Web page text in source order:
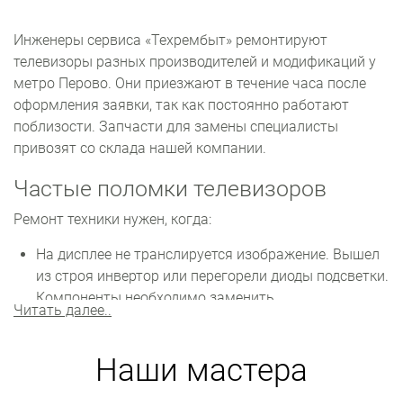
Инженеры сервиса «Техрембыт» ремонтируют
телевизоры разных производителей и модификаций у
метро Перово. Они приезжают в течение часа после
оформления заявки, так как постоянно работают
поблизости. Запчасти для замены специалисты
привозят со склада нашей компании.
Частые поломки телевизоров
Ремонт техники нужен, когда:
На дисплее не транслируется изображение. Вышел
из строя инвертор или перегорели диоды подсветки.
Компоненты необходимо заменить.
Постоянно происходят сбои в настройках.
обеспечением. Нужно переустанавливать или
обновлять прошивку.
Читать далее..
Наши мастера